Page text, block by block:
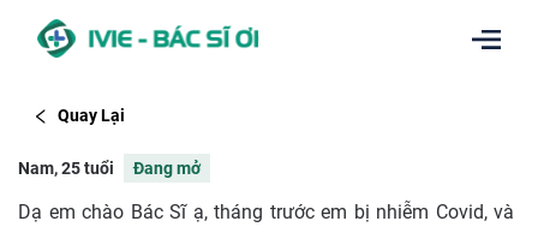
Quay Lại
Nam, 25 tuổi Đang mở
Dạ em chào Bác Sĩ ạ, tháng trước em bị nhiễm Covid, và